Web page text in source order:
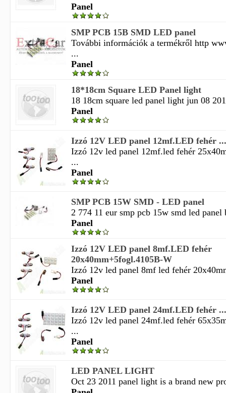
Panel
SMP PCB 15B SMD LED panel
További információk a termékről http
...
Panel
18*18cm Square LED Panel light
18 18cm square led panel light jun 08
Panel
Izzó 12V LED panel 12mf.LED fehér ...
Izzó 12v led panel 12mf.led fehér
...
Panel
SMP PCB 15W SMD - LED panel
2 774 11 eur smp pcb 15w smd led
Panel
Izzó 12V LED panel 8mf.LED fehér
20x40mm+5fogl.4105B-W
Izzó 12v led panel 8mf led fehér
Panel
Izzó 12V LED panel 24mf.LED fehér ...
Izzó 12v led panel 24mf.led fehér
...
Panel
LED PANEL LIGHT
Oct 23 2011 panel light is a brand new